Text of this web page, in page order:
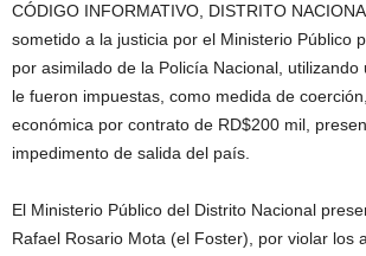
CÓDIGO INFORMATIVO, DISTRITO
sometido a la justicia por el Ministerio Público
por asimilado de la Policía Nacional, utilizando
le fueron impuestas, como medida de
económica por contrato de RD$200 mil,
impedimento de salida del país.
El Ministerio Público del Distrito Nacional
Rafael Rosario Mota (el Foster), por violar los